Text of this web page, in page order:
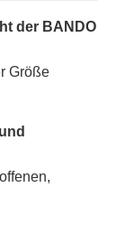
der BANDO
Größe